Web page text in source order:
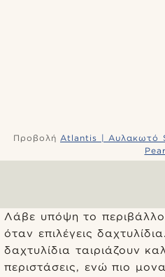
Προβολή Atlantis | Αυλακωτό
Λάβε υπόψη το
όταν επιλέγεις
δαχτυλίδια ταιριάζουν
περιστάσεις, ενώ πιο